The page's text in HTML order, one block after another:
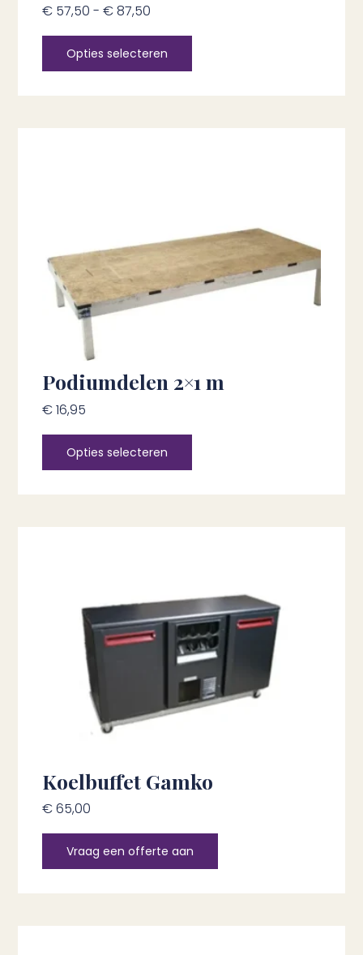
€ 57,50 - €87,50
Opties selecteren
Podiumdelen 2×1 m
€16,95
Opties selecteren
Koelbuffet Gamko
€65,00
Vraag een offerte aan